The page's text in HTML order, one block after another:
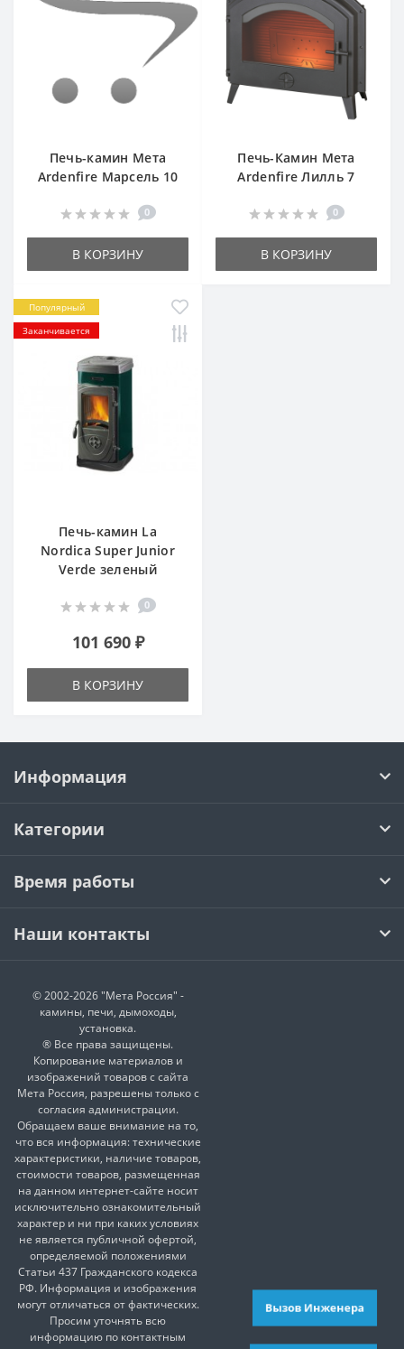
Печь-камин Мета
Ardenfire Марсель 10
0
В КОРЗИНУ
Печь-Камин Мета
Ardenfire Лилль 7
0
В КОРЗИНУ
Популярный
Заканчивается
Печь-камин La
Nordica Super Junior
Verde зеленый
0
101 690 ₽
В КОРЗИНУ
Информация
Категории
Время работы
Наши контакты
© 2002-2026 "Мета Россия" -
камины, печи, дымоходы,
установка.
® Все права защищены.
Копирование материалов и
изображений товаров с сайта
Мета Россия, разрешены только с
согласия администрации.
Обращаем ваше внимание на то,
что вся информация: технические
характеристики, наличие товаров,
стоимости товаров, размещенная
на данном интернет-сайте носит
исключительно ознакомительный
характер и ни при каких условиях
не является публичной офертой,
определяемой положениями
Статьи 437 Гражданского кодекса
РФ. Информация и изображения
могут отличаться от фактических.
Просим уточнять всю
информацию по контактным
Вызов Инженера